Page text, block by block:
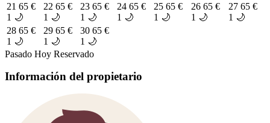
21 65 €
1 🌙
22 65 €
1 🌙
23 65 €
1 🌙
24 65 €
1 🌙
25 65 €
1 🌙
26 65 €
1 🌙
27 65 €
1 🌙
28 65 €
1 🌙
29 65 €
1 🌙
30 65 €
1 🌙
Pasado Hoy Reservado
Información del propietario